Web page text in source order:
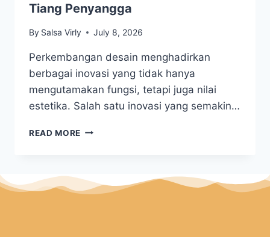
Tiang Penyangga
By Salsa Virly July 8, 2026
Perkembangan desain menghadirkan
berbagai inovasi yang tidak hanya
mengutamakan fungsi, tetapi juga nilai
estetika. Salah satu inovasi yang semakin…
READ MORE